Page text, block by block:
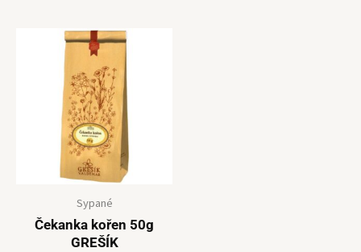
Sypané
Čekanka kořen 50g
GREŠÍK